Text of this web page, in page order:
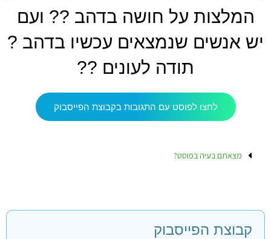
המלצות על חושה בדהב ?? ועם
יש אנשים שנמצאים עכשיו בדהב ?
תודה לעונים ??
לחצו לפוסט עם התגובות בקבוצת הפייסבוק
מצאתם בעיה בפוסט?
קבוצת הפייסבוק